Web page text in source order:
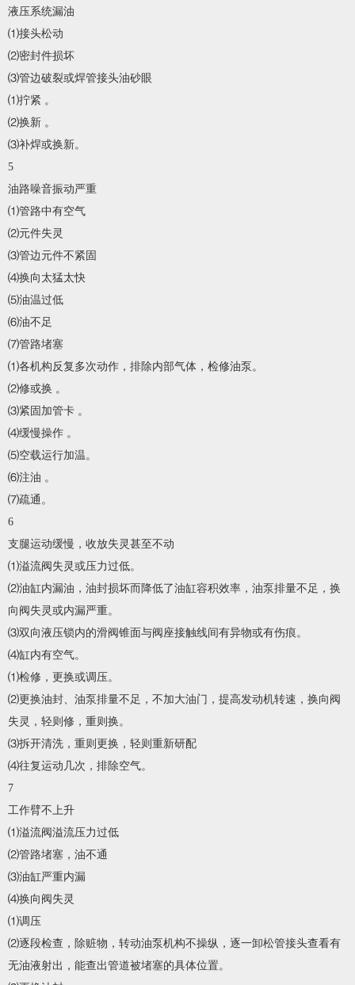
液压系统漏油
⑴接头松动
⑵密封件损坏
⑶管边破裂或焊管接头油砂眼
⑴拧紧 。
⑵换新 。
⑶补焊或换新。
5
油路噪音振动严重
⑴管路中有空气
⑵元件失灵
⑶管边元件不紧固
⑷换向太猛太快
⑸油温过低
⑹油不足
⑺管路堵塞
⑴各机构反复多次动作，排除内部气体，检修油泵。
⑵修或换 。
⑶紧固加管卡 。
⑷缓慢操作 。
⑸空载运行加温。
⑹注油 。
⑺疏通。
6
支腿运动缓慢，收放失灵甚至不动
⑴溢流阀失灵或压力过低。
⑵油缸内漏油，油封损坏而降低了油缸容积效率，油泵排量不足，换
向阀失灵或内漏严重。
⑶双向液压锁内的滑阀锥面与阀座接触线间有异物或有伤痕。
⑷缸内有空气。
⑴检修，更换或调压。
⑵更换油封、油泵排量不足，不加大油门，提高发动机转速，换向阀
失灵，轻则修，重则换。
⑶拆开清洗，重则更换，轻则重新研配
⑷往复运动几次，排除空气。
7
工作臂不上升
⑴溢流阀溢流压力过低
⑵管路堵塞，油不通
⑶油缸严重内漏
⑷换向阀失灵
⑴调压
⑵逐段检查，除赃物，转动油泵机构不操纵，逐一卸松管接头查看有
无油液射出，能查出管道被堵塞的具体位置。